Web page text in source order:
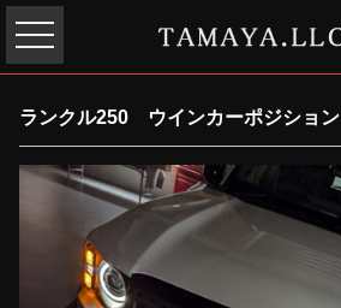
ランクル250 ウインカーポジション